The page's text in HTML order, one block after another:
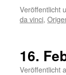
Veröffentlicht
da vinci,
16.
Veröffentlicht